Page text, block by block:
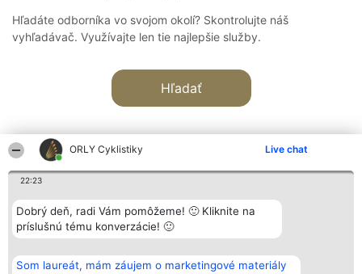
ORLY Cyklistiky Live chat
22:23
Dobrý deň, radi Vám pomôžeme! 🙂 Kliknite na
príslušnú tému konverzácie! 🙂
Som laureát, mám záujem o marketingové materiály
Hľadáte odborníka vo svojom okolí? Skontrolujte náš
vyhľadávač. Využívajte len tie najlepšie služby.
Hľadať
Organizátor hodnotenia
Bright Side Solutions sp. z o.
o. sp. k.
Wrocław 50-079
KRS 0000749100 | Regon
Hodnotenie
Laureáti
Lista
Laureatów
Podmienky
Kontakt
Kontakt